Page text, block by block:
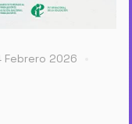
Febrero 2026